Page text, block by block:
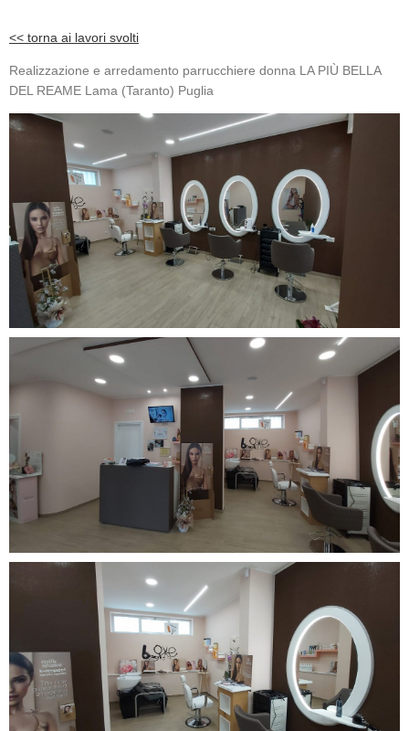
<< torna ai lavori svolti
Realizzazione e arredamento parrucchiere donna LA PIÙ BELLA
DEL REAME Lama (Taranto) Puglia